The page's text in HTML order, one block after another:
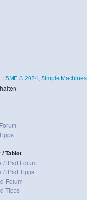
| SMF © 2024, Simple Machines
/ Tablet
/ iPad Forum
/ iPad Tipps
Forum
Tipps